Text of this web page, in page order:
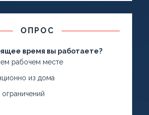
ОПРОС
время вы работаете?
рабочем месте
из дома
ограничений